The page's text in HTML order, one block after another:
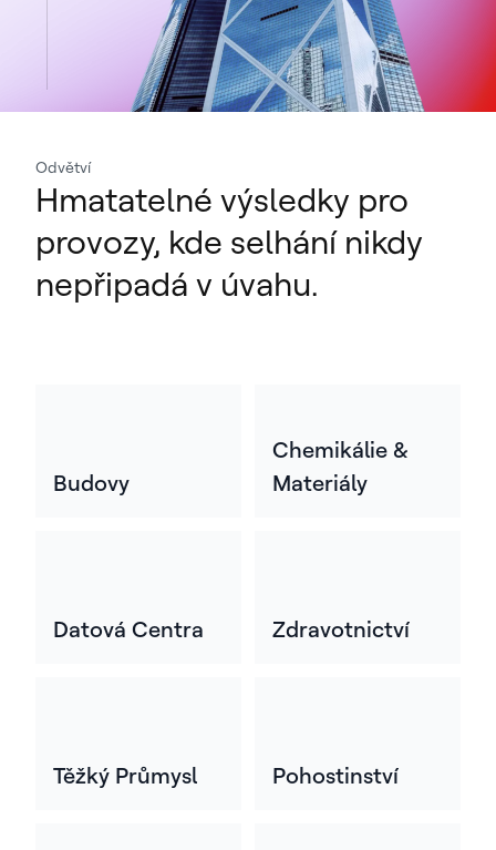
Odvětví
Hmatatelné výsledky pro
provozy, kde selhání nikdy
nepřipadá v úvahu.
Budovy
Chemikálie &
Materiály
Datová Centra Zdravotnictví
Těžký Průmysl Pohostinství